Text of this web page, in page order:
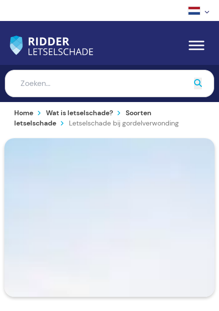
Home Wat is letselschade?
Soorten
letselschade
Letselschade bij gordelverwonding